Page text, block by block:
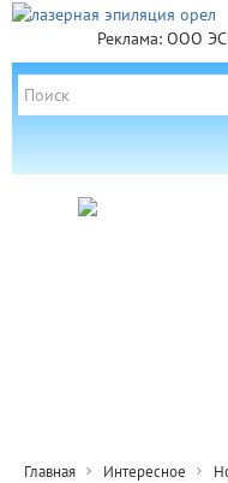
Реклама: ООО
Главная Интересное